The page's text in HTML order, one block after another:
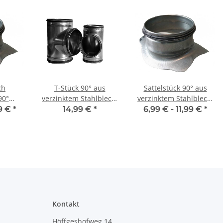
€ *
T-Stück 90° aus
verzinktem Stahlblech,
mit Dichtung, mit
14,99 € *
Sattelstück 90° aus
verzinktem Stahlblech,
mit Dichtung, Ø 160 auf
6,99 € - 11,99 € *
Kontakt